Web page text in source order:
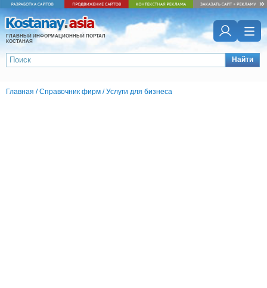
ГЛАВНЫЙ ИНФОРМАЦИОННЫЙ ПОРТАЛ
КОСТАНАЯ
Найти
Главная /Справочник фирм /Услуги для бизнеса